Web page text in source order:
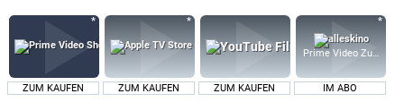
ZUM KAUFEN ZUM KAUFEN ZUM KAUFEN
Prime Video Zusatz-
IM ABO